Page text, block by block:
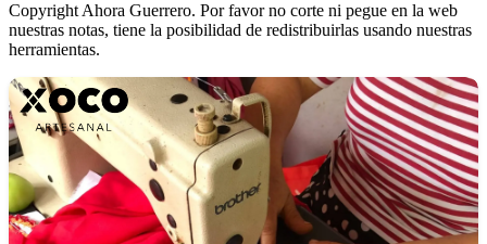
Copyright Ahora Guerrero. Por favor no corte ni pegue en la web
nuestras notas, tiene la posibilidad de redistribuirlas usando nuestras
herramientas.